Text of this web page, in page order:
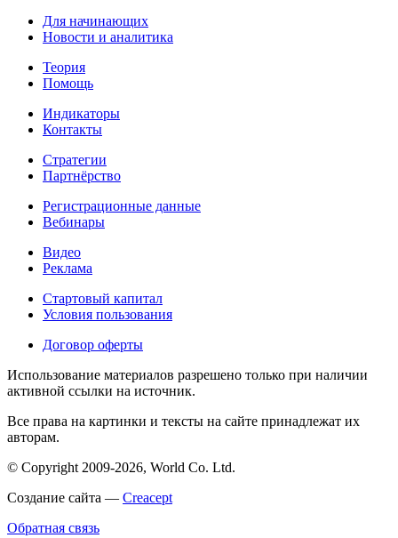
Для начинающих
Новости и аналитика
Теория
Помощь
Индикаторы
Контакты
Стратегии
Партнёрство
Регистрационные данные
Вебинары
Видео
Реклама
Стартовый капитал
Условия пользования
Договор оферты
Использование материалов разрешено только при наличии
активной ссылки на источник.
Все права на картинки и тексты на сайте принадлежат их
авторам.
© Copyright 2009-2026, World Co. Ltd.
Создание сайта — Creacept
Обратная связь